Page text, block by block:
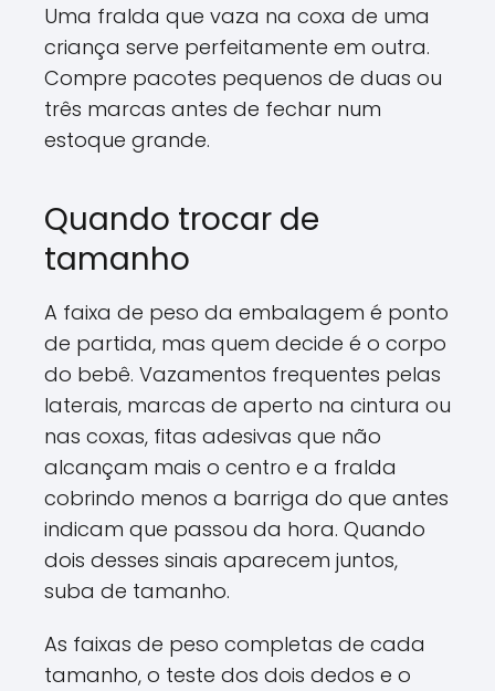
Uma fralda que vaza na coxa de uma
criança serve perfeitamente em outra.
Compre pacotes pequenos de duas ou
três marcas antes de fechar num
estoque grande.
Quando trocar de
tamanho
A faixa de peso da embalagem é ponto
de partida, mas quem decide é o corpo
do bebê. Vazamentos frequentes pelas
laterais, marcas de aperto na cintura ou
nas coxas, fitas adesivas que não
alcançam mais o centro e a fralda
cobrindo menos a barriga do que antes
indicam que passou da hora. Quando
dois desses sinais aparecem juntos,
suba de tamanho.
As faixas de peso completas de cada
tamanho, o teste dos dois dedos e o